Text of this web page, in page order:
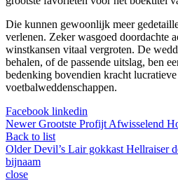
Die kunnen gewoonlijk meer
verlenen. Zeker wasgoed doordachte
winstkansen vitaal vergroten. De
behalen, of de passende uitslag, ben
bedenking bovendien kracht
voetbalweddenschappen.
Facebook linkedin
Newer Grootste Profijt Afwisselend
Back to list
Older Devil’s Lair gokkast Hellraiser
bijnaam
close